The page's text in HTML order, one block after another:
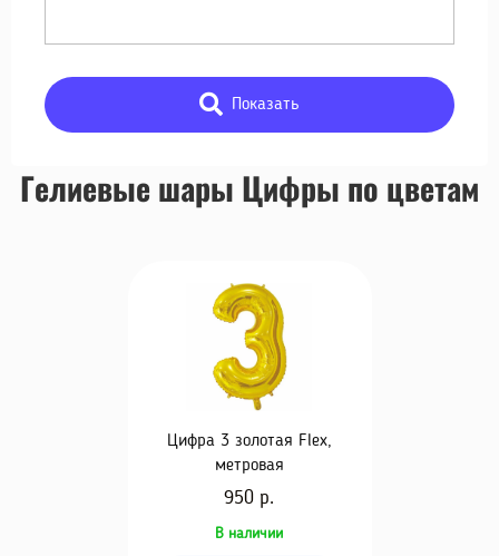
Показать
Гелиевые шары Цифры по цветам
Цифра 3 золотая Flex,
метровая
950 р.
В наличии